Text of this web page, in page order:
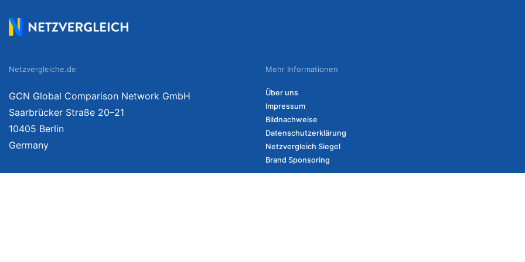
Netzvergleiche.de
GCN Global Comparison Network GmbH
Saarbrücker Straße 20–21
10405 Berlin
Germany
Mehr Informationen
Über uns
Impressum
Bildnachweise
Datenschutzerklärung
Netzvergleich Siegel
Brand Sponsoring